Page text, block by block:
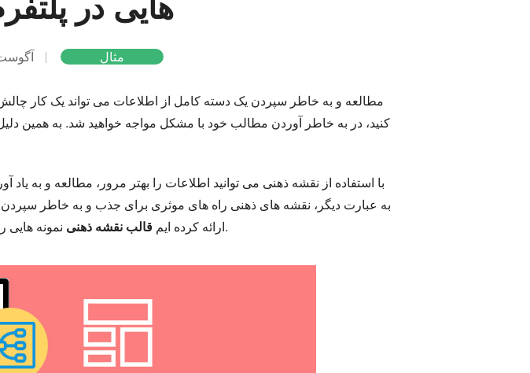
آگوست 12، مثال
مطالعه و به خاطر سپردن یک دسته کامل از اطلاعات می تواند یک کار
کنید، در به خاطر آوردن مطالب خود با مشکل مواجه خواهید شد. به همین
با استفاده از نقشه ذهنی می توانید اطلاعات را بهتر مرور، مطالعه و به
به عبارت دیگر، نقشه های ذهنی راه های موثری برای جذب و به خاطر سپردن
ارائه کرده ایم قالب نقشه ذهنی نمونه هایی را که برای استفاده در موقعیت خود آزمایش می کنید. آنها را در زیر بررسی کنید.